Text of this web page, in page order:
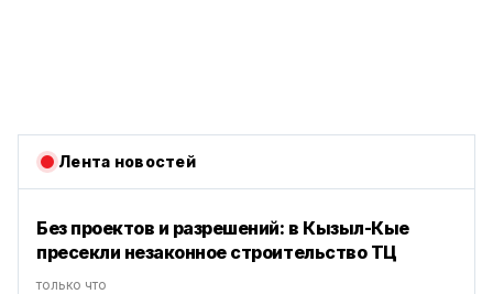
Лента новостей
Без проектов и разрешений: в Кызыл-Кые
пресекли незаконное строительство ТЦ
только что